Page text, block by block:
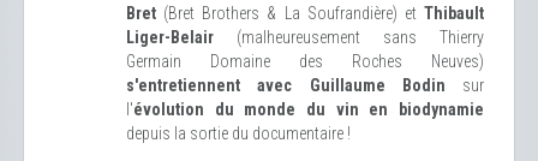
Bret (Bret Brothers & La Soufrandière) et Thibault
Liger-Belair (malheureusement sans Thierry
Germain Domaine des Roches Neuves)
s'entretiennent avec Guillaume Bodin sur
l'évolution du monde du vin en biodynamie
depuis la sortie du documentaire !